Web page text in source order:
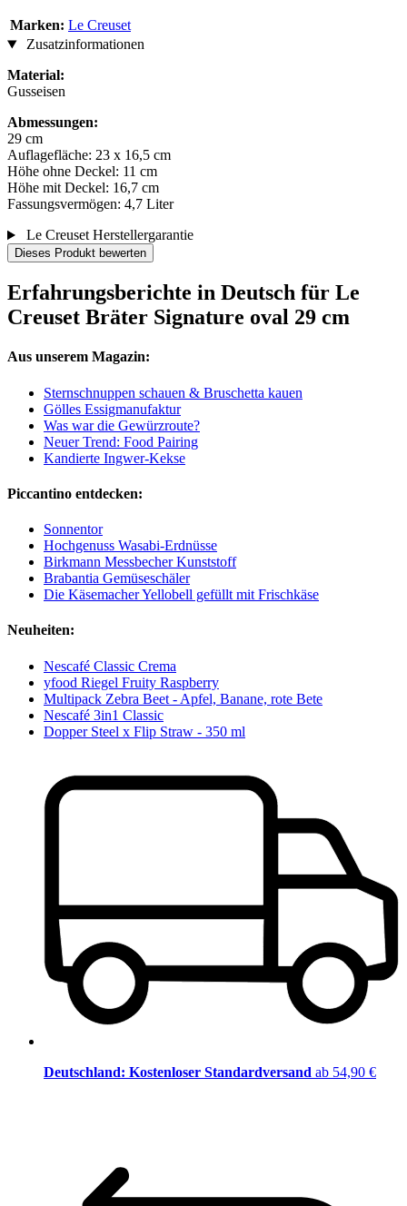
Marken: Le Creuset
Zusatzinformationen
Material:
Gusseisen
Abmessungen:
29 cm
Auflagefläche: 23 x 16,5 cm
Höhe ohne Deckel: 11 cm
Höhe mit Deckel: 16,7 cm
Fassungsvermögen: 4,7 Liter
Le Creuset Herstellergarantie
Dieses Produkt bewerten
Erfahrungsberichte in Deutsch für Le
Creuset Bräter Signature oval 29 cm
Aus unserem Magazin:
Sternschnuppen schauen & Bruschetta kauen
Gölles Essigmanufaktur
Was war die Gewürzroute?
Neuer Trend: Food Pairing
Kandierte Ingwer-Kekse
Piccantino entdecken:
Sonnentor
Hochgenuss Wasabi-Erdnüsse
Birkmann Messbecher Kunststoff
Brabantia Gemüseschäler
Die Käsemacher Yellobell gefüllt mit Frischkäse
Neuheiten:
Nescafé Classic Crema
yfood Riegel Fruity Raspberry
Multipack Zebra Beet - Apfel, Banane, rote Bete
Nescafé 3in1 Classic
Dopper Steel x Flip Straw - 350 ml
Deutschland: Kostenloser Standardversand ab 54,90 €